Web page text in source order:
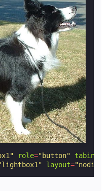
role="button" tabindex
layout=